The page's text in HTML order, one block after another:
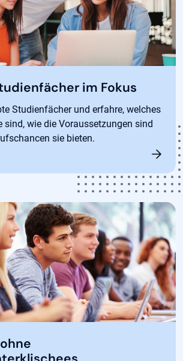
im Fokus
Studienfächer und erfahre, welches
sind, wie die Voraussetzungen sind
sie bieten.